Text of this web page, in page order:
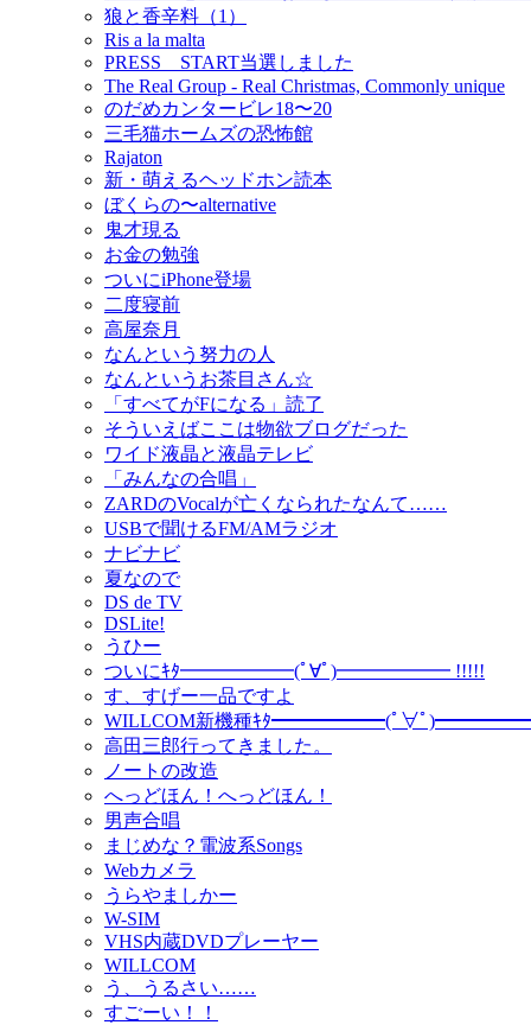
狼と香辛料（1）
Ris a la malta
PRESS START当選しました
The Real Group - Real Christmas, Commonly unique
のだめカンタービレ18〜20
三毛猫ホームズの恐怖館
Rajaton
新・萌えるヘッドホン読本
ぼくらの〜alternative
鬼才現る
お金の勉強
ついにiPhone登場
二度寝前
高屋奈月
なんという努力の人
なんというお茶目さん☆
「すべてがFになる」読了
そういえばここは物欲ブログだった
ワイド液晶と液晶テレビ
「みんなの合唱」
ZARDのVocalが亡くなられたなんて……
USBで聞けるFM/AMラジオ
ナビナビ
夏なので
DS de TV
DSLite!
うひー
ついにｷﾀ━━━━━━(ﾟ∀ﾟ)━━━━━━ !!!!!
す、すげー一品ですよ
WILLCOM新機種ｷﾀ━━━━━━(ﾟ∀ﾟ
高田三郎行ってきました。
ノートの改造
へっどほん！へっどほん！
男声合唱
まじめな？電波系Songs
Webカメラ
うらやましかー
W-SIM
VHS内蔵DVDプレーヤー
WILLCOM
う、うるさい……
すごーい！！